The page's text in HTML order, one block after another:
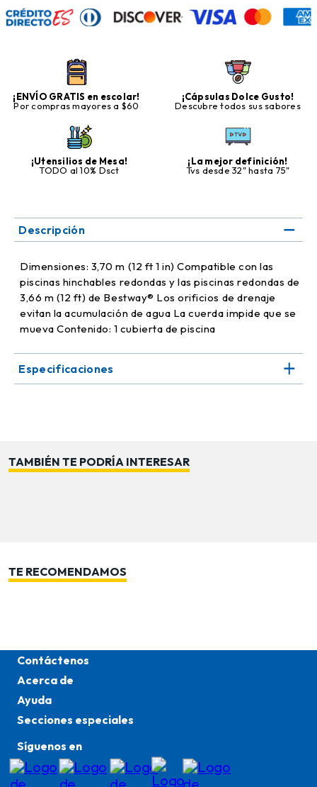
¡ENVÍO GRATIS en escolar!
Por compras mayores a $60
¡Cápsulas Dolce Gusto!
Descubre todos sus sabores
¡Utensilios de Mesa!
TODO al 10% Dsct
¡La mejor definición!
Tvs desde 32" hasta 75"
Descripción
Dimensiones: 3,70 m (12 ft 1 in) Compatible con las
piscinas hinchables redondas y las piscinas redondas de
3,66 m (12 ft) de Bestway® Los orificios de drenaje
evitan la acumulación de agua La cuerda impide que se
mueva Contenido: 1 cubierta de piscina
Especificaciones
TAMBIÉN TE PODRÍA INTERESAR
TE RECOMENDAMOS
Contáctenos
Acerca de
Ayuda
Secciones especiales
Síguenos en